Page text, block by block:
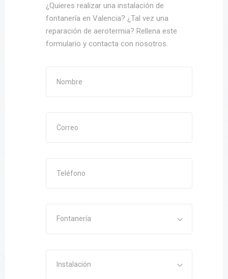
¿Quieres realizar una instalación de
fontanería en Valencia? ¿Tal vez una
reparación de aerotermia? Rellena este
formulario y contacta con nosotros.
Fontanería
Instalación